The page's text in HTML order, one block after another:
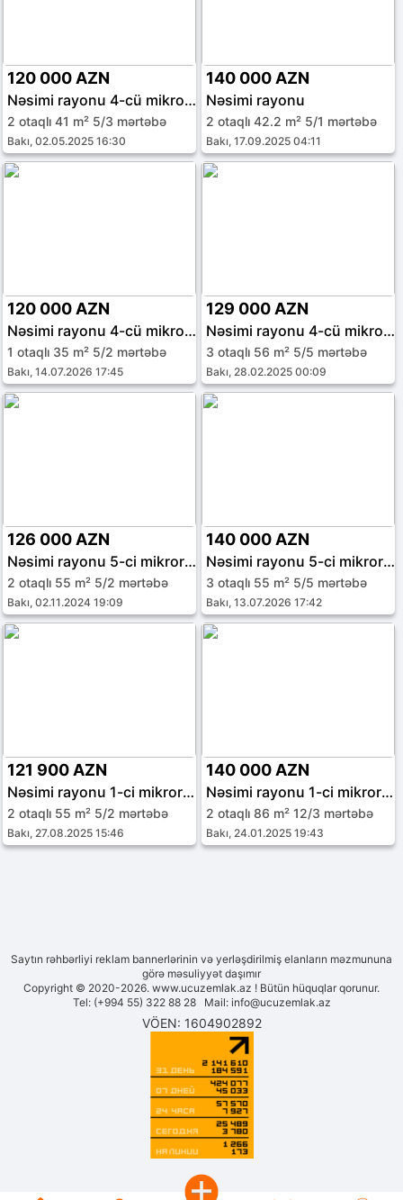
120 000 AZN
Nəsimi rayonu 4-cü mikrorayon
2 otaqlı 41 m² 5/3 mərtəbə
Bakı, 02.05.2025 16:30
140 000 AZN
Nəsimi rayonu
2 otaqlı 42.2 m² 5/1 mərtəbə
Bakı, 17.09.2025 04:11
120 000 AZN
Nəsimi rayonu 4-cü mikrorayon
1 otaqlı 35 m² 5/2 mərtəbə
Bakı, 14.07.2026 17:45
129 000 AZN
Nəsimi rayonu 4-cü mikrorayon
3 otaqlı 56 m² 5/5 mərtəbə
Bakı, 28.02.2025 00:09
126 000 AZN
Nəsimi rayonu 5-ci mikrorayon
2 otaqlı 55 m² 5/2 mərtəbə
Bakı, 02.11.2024 19:09
140 000 AZN
Nəsimi rayonu 5-ci mikrorayon
3 otaqlı 55 m² 5/5 mərtəbə
Bakı, 13.07.2026 17:42
121 900 AZN
Nəsimi rayonu 1-ci mikrorayon
2 otaqlı 55 m² 5/2 mərtəbə
Bakı, 27.08.2025 15:46
140 000 AZN
Nəsimi rayonu 1-ci mikrorayon
2 otaqlı 86 m² 12/3 mərtəbə
Bakı, 24.01.2025 19:43
Saytın rəhbərliyi reklam bannerlərinin və yerləşdirilmiş elanların məzmununa
görə məsuliyyət daşımır
Copyright © 2020-2026. www.ucuzemlak.az ! Bütün hüquqlar qorunur.
Tel: (+994 55) 322 88 28 Mail: info@ucuzemlak.az
VÖEN: 1604902892